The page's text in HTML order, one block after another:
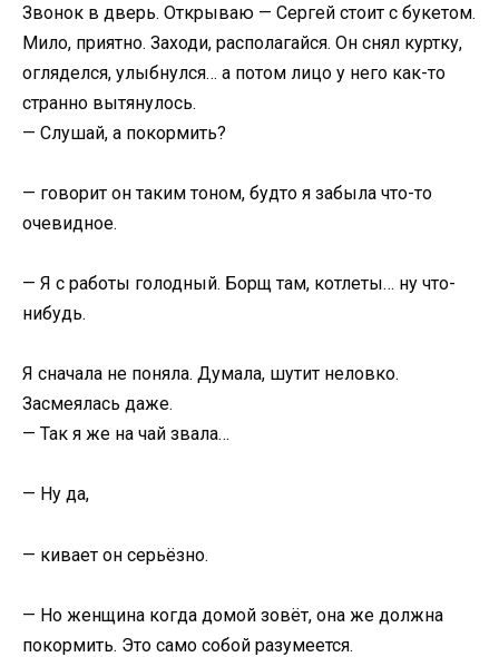
Звонок в дверь. Открываю — Сергей стоит с букетом.
Мило, приятно. Заходи, располагайся. Он снял куртку,
огляделся, улыбнулся… а потом лицо у него как-то
странно вытянулось.
— Слушай, а покормить?
— говорит он таким тоном, будто я забыла что-то
очевидное.
— Я с работы голодный. Борщ там, котлеты… ну что-
нибудь.
Я сначала не поняла. Думала, шутит неловко.
Засмеялась даже.
— Так я же на чай звала…
— Ну да,
— кивает он серьёзно.
— Но женщина когда домой зовёт, она же должна
покормить. Это само собой разумеется.